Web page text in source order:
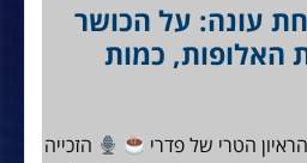
עונה: על הכושר
האלופות, כמות
הטרי של פדרי
הזכייה